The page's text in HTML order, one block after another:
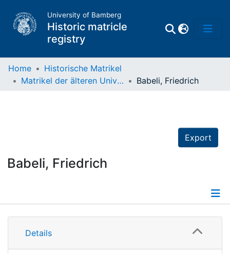
University of Bamberg
Historic matricle
registry
Home
Historische Matrikel
Matrikel der älteren Universität
Babeli, Friedrich
Export
Babeli, Friedrich
Details
Details